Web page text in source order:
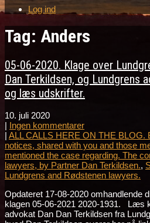
Log ind
Tag: Anders
05-06-2020. Klage over
Dan Terkildsen, og Lundgrens
og læs udskrifter.
10. juli 2020
| Ingen kommentarer
| ALL CALLS HERE ON THE BLOG.
notices, shared with you and those
mentioned the case regarding. The
lawyers, by Partner Dan Terkildsen.,
Lundgrens and Rødstenen lawyers.
Opdateret 17-08-2020 omhandlende
klagen 05-06-2021 2020-1931. Læs
advokat Dan Dan Terkildsen fra